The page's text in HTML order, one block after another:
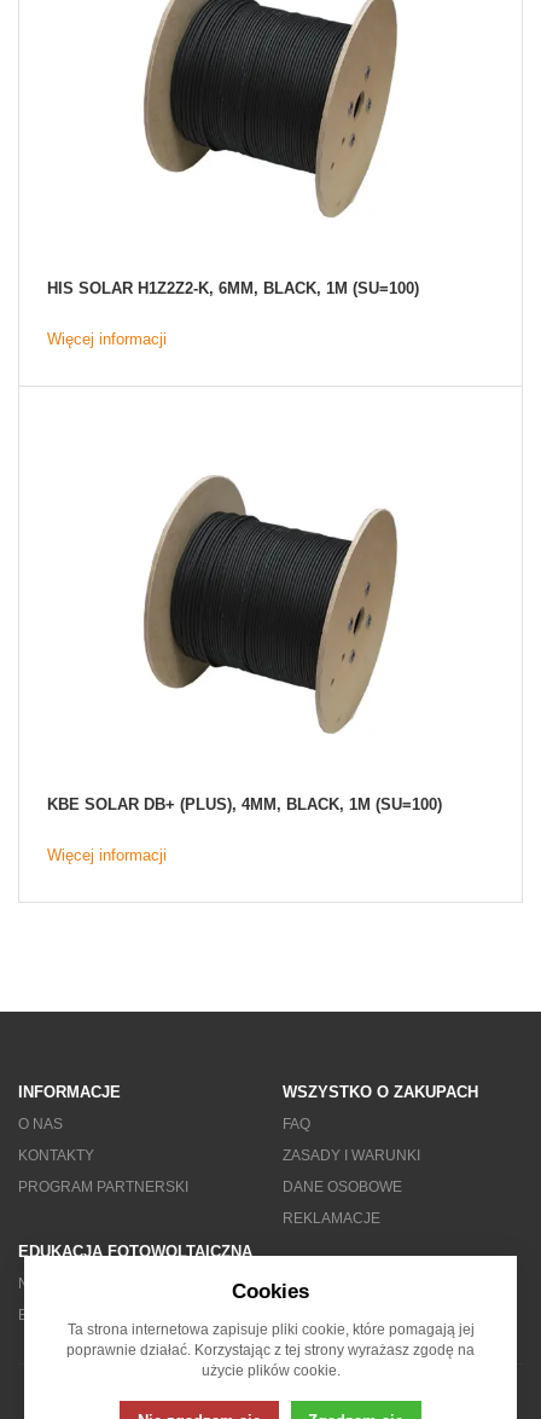
HIS SOLAR H1Z2Z2-K, 6MM, BLACK, 1M (SU=100)
Więcej informacji
KBE SOLAR DB+ (PLUS), 4MM, BLACK, 1M (SU=100)
Więcej informacji
INFORMACJE
O NAS
KONTAKTY
PROGRAM PARTNERSKI
WSZYSTKO O ZAKUPACH
FAQ
ZASADY I WARUNKI
DANE OSOBOWE
REKLAMACJE
EDUKACJA FOTOWOLTAICZNA
NEWSLETTER
BLOG
Cookies
Ta strona internetowa zapisuje pliki cookie, które pomagają jej
poprawnie działać. Korzystając z tej strony wyrażasz zgodę na
użycie plików cookie.